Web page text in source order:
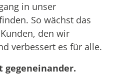
in unser
So wächst das
den wir
verbessert es für alle.